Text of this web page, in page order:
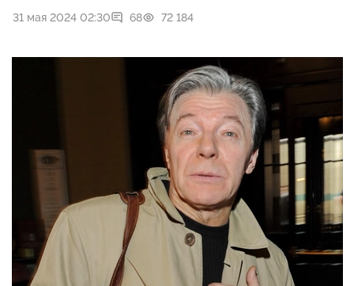
31 мая 2024 02:30 68 72 184